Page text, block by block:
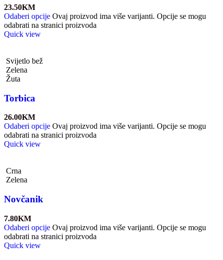
23.50KM
Odaberi opcije Ovaj proizvod ima više varijanti. Opcije se mogu
odabrati na stranici proizvoda
Quick view
Svijetlo bež
Zelena
Žuta
Torbica
26.00KM
Odaberi opcije Ovaj proizvod ima više varijanti. Opcije se mogu
odabrati na stranici proizvoda
Quick view
Crna
Zelena
Novčanik
7.80KM
Odaberi opcije Ovaj proizvod ima više varijanti. Opcije se mogu
odabrati na stranici proizvoda
Quick view